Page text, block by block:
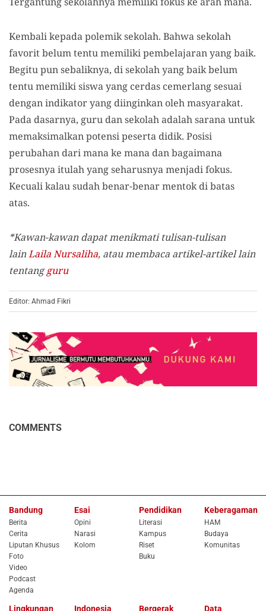
Kembali kepada polemik sekolah. Bahwa sekolah
favorit belum tentu memiliki pembelajaran yang baik.
Begitu pun sebaliknya, di sekolah yang baik belum
tentu memiliki siswa yang cerdas cemerlang sesuai
dengan indikator yang diinginkan oleh masyarakat.
Pada dasarnya, guru dan sekolah adalah sarana untuk
memaksimalkan potensi peserta didik. Posisi
perubahan dari mana ke mana dan bagaimana
prosesnya itulah yang seharusnya menjadi fokus.
Kecuali kalau sudah benar-benar mentok di batas
atas.
*Kawan-kawan dapat menikmati tulisan-tulisan
lainLaila Nursaliha, atau membaca artikel-artikel lain
tentangguru
Editor: Ahmad Fikri
COMMENTS
Bandung
Berita
Cerita
Liputan Khusus
Foto
Video
Podcast
Agenda
Esai
Opini
Narasi
Kolom
Pendidikan
Literasi
Kampus
Riset
Buku
Keberagaman
HAM
Budaya
Komunitas
Lingkungan Indonesia Bergerak Data